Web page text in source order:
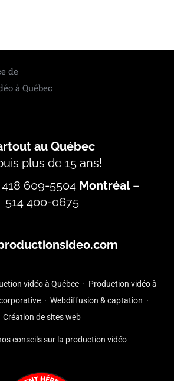
au Québec
plus de 15 ans!
418 609-5504 Montréal–
514 400-0675
vidéo à Québec· Production vidéo à
· Webdiffusion & captation ·
Création de sites web
conseils sur la production vidéo